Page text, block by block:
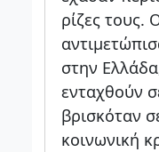
ρίζες τους.
στην
ενταχθούν
βρισκόταν
κοινωνική